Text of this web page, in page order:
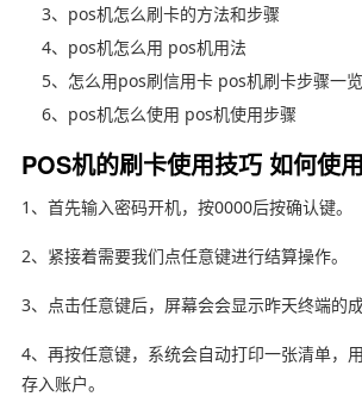
3、pos机怎么刷卡的方法和步骤
4、pos机怎么用 pos机用法
5、怎么用pos刷信用卡 pos机刷卡步骤一览
6、pos机怎么使用 pos机使用步骤
POS机的刷卡使用技巧 如何使
1、首先输入密码开机，按0000后按确认键。
2、紧接着需要我们点任意键进行结算操作。
3、点击任意键后，屏幕会会显示昨天终端的成
4、再按任意键，系统会自动打印一张清单，
存入账户。